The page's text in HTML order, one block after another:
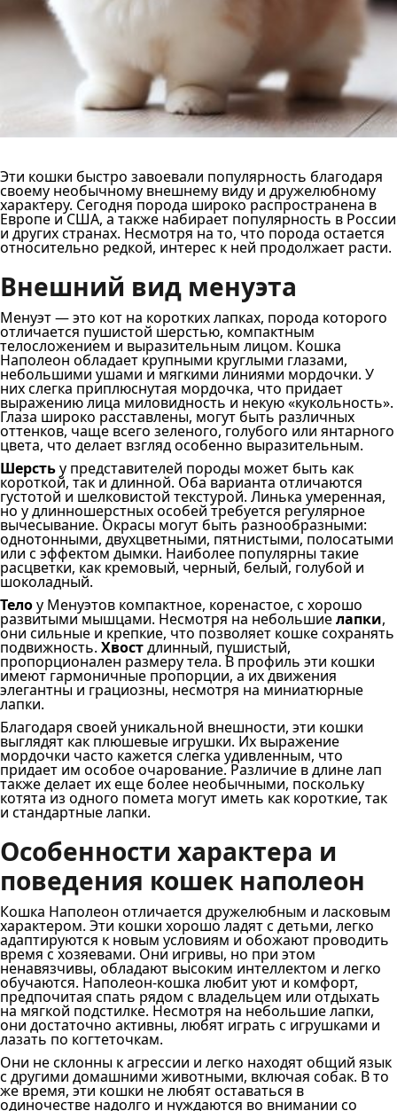
Эти кошки быстро завоевали популярность благодаря
своему необычному внешнему виду и дружелюбному
характеру. Сегодня порода широко распространена в
Европе и США, а также набирает популярность в России
и других странах. Несмотря на то, что порода остается
относительно редкой, интерес к ней продолжает расти.
Внешний вид менуэта
Менуэт — это кот на коротких лапках, порода которого
отличается пушистой шерстью, компактным
телосложением и выразительным лицом. Кошка
Наполеон обладает крупными круглыми глазами,
небольшими ушами и мягкими линиями мордочки. У
них слегка приплюснутая мордочка, что придает
выражению лица миловидность и некую «кукольность».
Глаза широко расставлены, могут быть различных
оттенков, чаще всего зеленого, голубого или янтарного
цвета, что делает взгляд особенно выразительным.
Шерстьу представителей породы может быть как
короткой, так и длинной. Оба варианта отличаются
густотой и шелковистой текстурой. Линька умеренная,
но у длинношерстных особей требуется регулярное
вычесывание. Окрасы могут быть разнообразными:
однотонными, двухцветными, пятнистыми, полосатыми
или с эффектом дымки. Наиболее популярны такие
расцветки, как кремовый, черный, белый, голубой и
шоколадный.
Телоу Менуэтов компактное, коренастое, с хорошо
развитыми мышцами. Несмотря на небольшиелапки,
они сильные и крепкие, что позволяет кошке сохранять
подвижность. Хвостдлинный, пушистый,
пропорционален размеру тела. В профиль эти кошки
имеют гармоничные пропорции, а их движения
элегантны и грациозны, несмотря на миниатюрные
лапки.
Благодаря своей уникальной внешности, эти кошки
выглядят как плюшевые игрушки. Их выражение
мордочки часто кажется слегка удивленным, что
придает им особое очарование. Различие в длине лап
также делает их еще более необычными, поскольку
котята из одного помета могут иметь как короткие, так
и стандартные лапки.
Особенности характера и
поведения кошек наполеон
Кошка Наполеон отличается дружелюбным и ласковым
характером. Эти кошки хорошо ладят с детьми, легко
адаптируются к новым условиям и обожают проводить
время с хозяевами. Они игривы, но при этом
ненавязчивы, обладают высоким интеллектом и легко
обучаются. Наполеон-кошка любит уют и комфорт,
предпочитая спать рядом с владельцем или отдыхать
на мягкой подстилке. Несмотря на небольшие лапки,
они достаточно активны, любят играть с игрушками и
лазать по когтеточкам.
Они не склонны к агрессии и легко находят общий язык
с другими домашними животными, включая собак. В то
же время, эти кошки не любят оставаться в
одиночестве надолго и нуждаются во внимании со